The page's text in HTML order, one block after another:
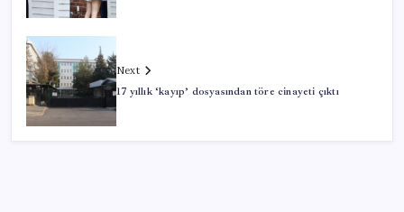
Next
17 yıllık ‘kayıp’ dosyasından töre cinayeti çıktı